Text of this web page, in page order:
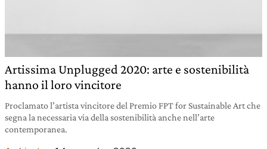
Artissima Unplugged 2020: arte e sostenibilità
hanno il loro vincitore
Proclamato l’artista vincitore del Premio FPT for Sustainable Art che
segna la necessaria via della sostenibilità anche nell’arte
contemporanea.